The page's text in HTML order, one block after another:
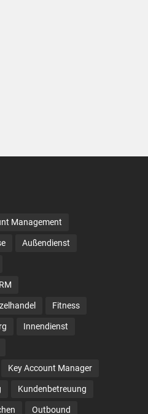
Management
Außendienst
Fitness
Innendienst
Key Account Manager
Kundenbetreuung
Outbound